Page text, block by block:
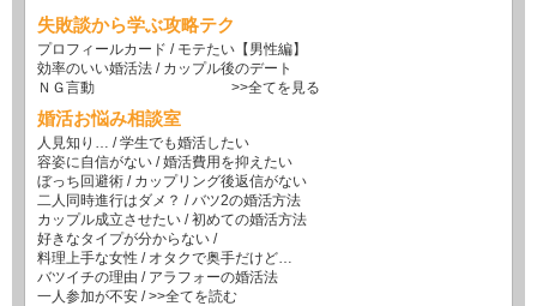
失敗談から学ぶ攻略テク
プロフィールカード / モテたい【男性編】
効率のいい婚活法 / カップル後のデート
ＮＧ言動
>>全てを見る
婚活お悩み相談室
人見知り… /学生でも婚活したい
容姿に自信がない /婚活費用を抑えたい
ぼっち回避術 / カップリング後返信がない
二人同時進行はダメ？ /バツ2の婚活方法
カップル成立させたい /初めての婚活方法
好きなタイプが分からない /
料理上手な女性 / オタクで奥手だけど…
バツイチの理由 / アラフォーの婚活法
一人参加が不安 />>全てを読む